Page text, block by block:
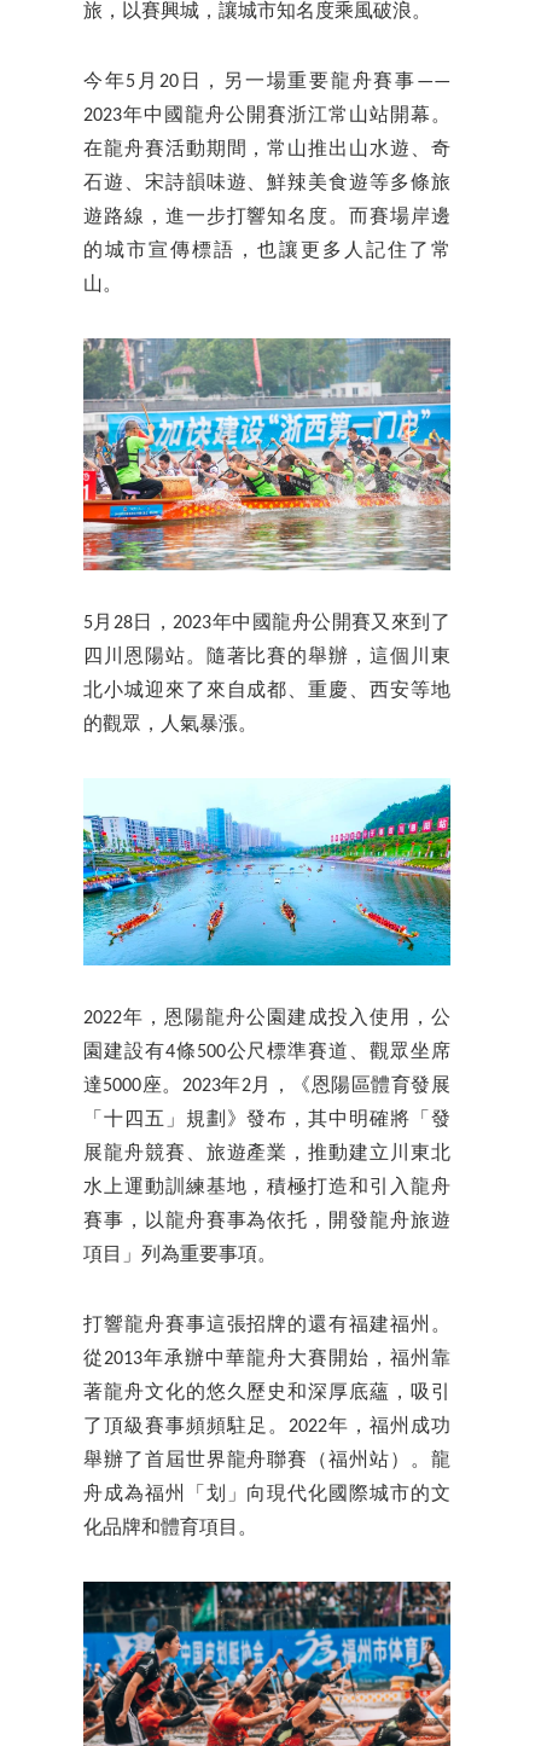
旅，以賽興城，讓城市知名度乘風破浪。
今年5月20日，另一場重要龍舟賽事——
2023年中國龍舟公開賽浙江常山站開幕。
在龍舟賽活動期間，常山推出山水遊、奇
石遊、宋詩韻味遊、鮮辣美食遊等多條旅
遊路線，進一步打響知名度。而賽場岸邊
的城市宣傳標語，也讓更多人記住了常
山。
5月28日，2023年中國龍舟公開賽又來到了
四川恩陽站。隨著比賽的舉辦，這個川東
北小城迎來了來自成都、重慶、西安等地
的觀眾，人氣暴漲。
2022年，恩陽龍舟公園建成投入使用，公
園建設有4條500公尺標準賽道、觀眾坐席
達5000座。2023年2月，《恩陽區體育發展
「十四五」規劃》發布，其中明確將「發
展龍舟競賽、旅遊產業，推動建立川東北
水上運動訓練基地，積極打造和引入龍舟
賽事，以龍舟賽事為依托，開發龍舟旅遊
項目」列為重要事項。
打響龍舟賽事這張招牌的還有福建福州。
從2013年承辦中華龍舟大賽開始，福州靠
著龍舟文化的悠久歷史和深厚底蘊，吸引
了頂級賽事頻頻駐足。2022年，福州成功
舉辦了首屆世界龍舟聯賽（福州站）。龍
舟成為福州「划」向現代化國際城市的文
化品牌和體育項目。